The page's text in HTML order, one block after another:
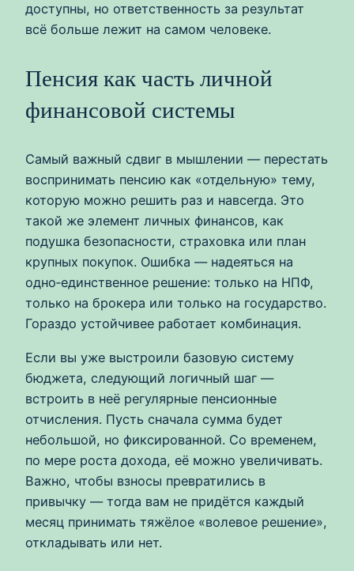
доступны, но ответственность за результат
всё больше лежит на самом человеке.
Пенсия как часть личной
финансовой системы
Самый важный сдвиг в мышлении — перестать
воспринимать пенсию как «отдельную» тему,
которую можно решить раз и навсегда. Это
такой же элемент личных финансов, как
подушка безопасности, страховка или план
крупных покупок. Ошибка — надеяться на
одно‑единственное решение: только на НПФ,
только на брокера или только на государство.
Гораздо устойчивее работает комбинация.
Если вы уже выстроили базовую систему
бюджета, следующий логичный шаг —
встроить в неё регулярные пенсионные
отчисления. Пусть сначала сумма будет
небольшой, но фиксированной. Со временем,
по мере роста дохода, её можно увеличивать.
Важно, чтобы взносы превратились в
привычку — тогда вам не придётся каждый
месяц принимать тяжёлое «волевое решение»,
откладывать или нет.